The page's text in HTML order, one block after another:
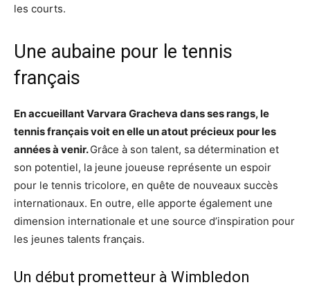
les courts.
Une aubaine pour le tennis
français
En accueillant Varvara Gracheva dans ses rangs, le
tennis français voit en elle un atout précieux pour les
années à venir.Grâce à son talent, sa détermination et
son potentiel, la jeune joueuse représente un espoir
pour le tennis tricolore, en quête de nouveaux succès
internationaux. En outre, elle apporte également une
dimension internationale et une source d’inspiration pour
les jeunes talents français.
Un début prometteur à Wimbledon